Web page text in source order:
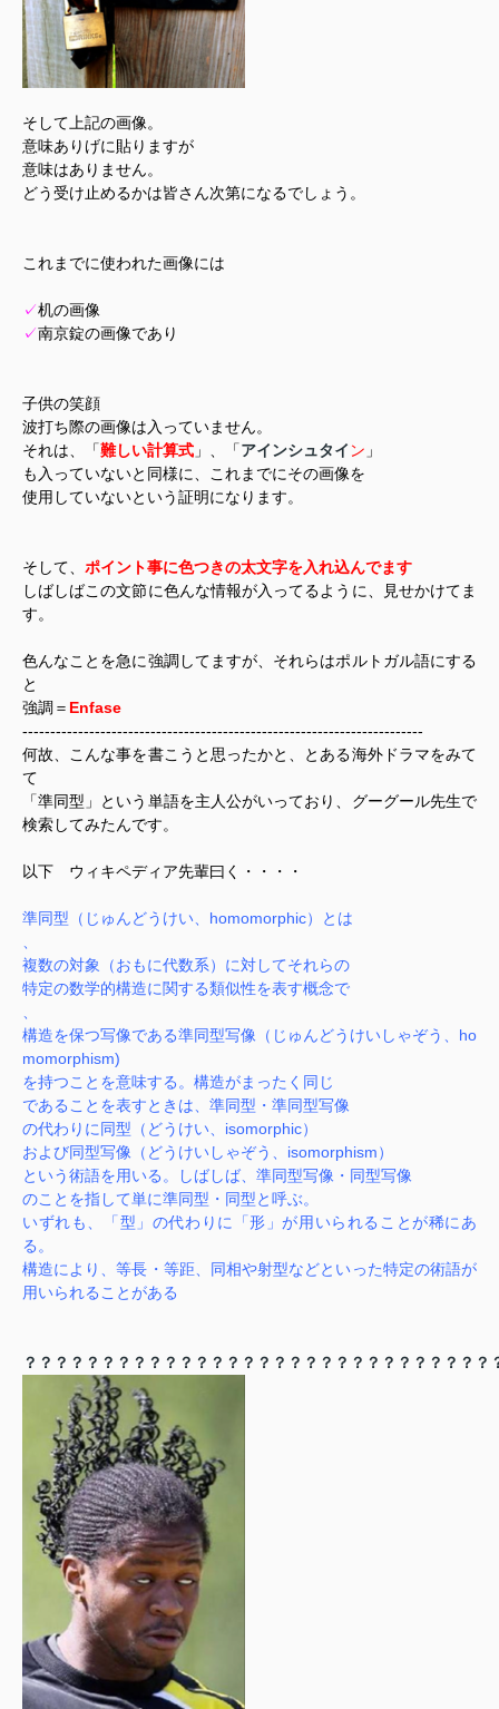
そして上記の画像。
意味ありげに貼りますが
意味はありません。
どう受け止めるかは皆さん次第になるでしょう。
これまでに使われた画像には
✓机の画像
✓南京錠の画像であり
子供の笑顔
波打ち際の画像は入っていません。
それは、「難しい計算式 」、「アインシュタイ ン 」
も入っていないと同様に、これまでにその画像を
使用していないという証明になります。
そして、 ポイント事に色つきの太文字を入れ込んでます
しばしばこの文節に色んな情報が入ってるように、見せかけてま
す。
色んなことを急に強調してますが、それらはポルトガル語にする
と
強調＝ Enfase
------------------------------------------------------------------------
何故、こんな事を書こうと思ったかと、とある海外ドラマをみて
て
「準同型」という単語を主人公がいっており、グーグール先生で
検索してみたんです。
以下 ウィキペディア先輩曰く・・・・
準同型（じゅんどうけい、homomorphic）とは
複数の対象（おもに代数系）に対してそれらの
特定の数学的構造に関する類似性を表す概念で
構造を保つ写像である準同型写像（じゅんどうけいしゃぞう、ho
momorphism)
を持つことを意味する。構造がまったく同じ
であることを表すときは、準同型・準同型写像
の代わりに同型（どうけい、isomorphic）
および同型写像（どうけいしゃぞう、isomorphism）
という術語を用いる。しばしば、準同型写像・同型写像
のことを指して単に準同型・同型と呼ぶ。
いずれも、「型」の代わりに「形」が用いられることが稀にあ
る。
構造により、等長・等距、同相や射型などといった特定の術語が
用いられることがある
？？？？？？？？？？？？？？？？？？？？？？？？？？？？？？